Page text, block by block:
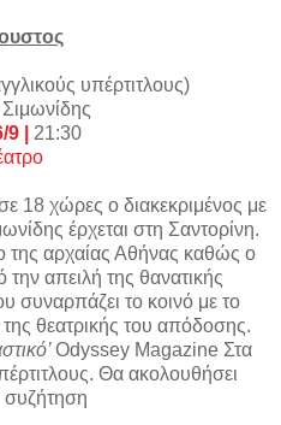
υπέρτιτλους)
Σιμωνίδης
9 | 21:30
18 χώρες ο διακεκριμένος με
έρχεται στη Σαντορίνη.
της αρχαίας Αθήνας καθώς ο
απειλή της θανατικής
συναρπάζει το κοινό με το
θεατρικής του απόδοσης.
Odyssey Magazine Στα
Θα ακολουθήσει
συζήτηση